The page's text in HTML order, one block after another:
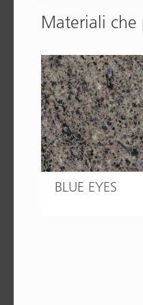
Materiali che
BLUE EYES